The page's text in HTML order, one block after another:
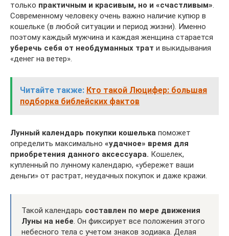
только практичным и красивым, но и «счастливым».
Современному человеку очень важно наличие купюр в
кошельке (в любой ситуации и период жизни). Именно
поэтому каждый мужчина и каждая женщина старается
уберечь себя от необдуманных трат и выкидывания
«денег на ветер».
Читайте также: Кто такой Люцифер: большая
подборка библейских фактов
Лунный календарь покупки кошелька поможет
определить максимально «удачное» время для
приобретения данного аксессуара. Кошелек,
купленный по лунному календарю, «убережет ваши
деньги» от растрат, неудачных покупок и даже кражи.
Такой календарь составлен по мере движения
Луны на небе. Он фиксирует все положения этого
небесного тела с учетом знаков зодиака. Делая